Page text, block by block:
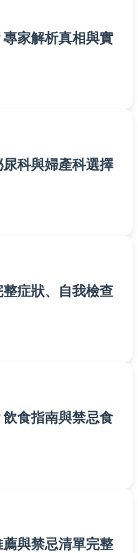
家解析真相與實
科與婦產科選擇
症狀、自我檢查
食指南與禁忌食
與禁忌清單完整